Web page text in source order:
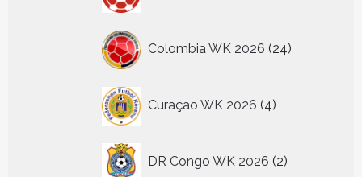
Colombia WK 2026 24
producten
Curaçao WK 2026 4
producten
DR Congo WK 2026 2
producten